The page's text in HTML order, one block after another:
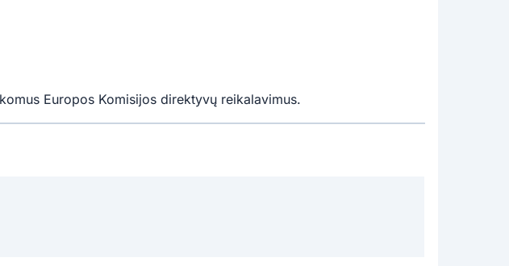
Europos Komisijos direktyvų reikalavimus.